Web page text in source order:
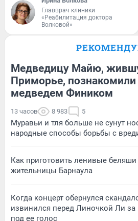
Главврач клиники
«Реабилитация доктора
Волковой»
Медведицу Майю,
Приморье,
медведем Фиником
13 часов 8 983 5
Муравьи и тля больше не сунут
народные способы борьбы с
Как приготовить ленивые
жительницы Барнаула
Когда концерт обернулся
извинился перед Линочкой Ли за
под ее голос